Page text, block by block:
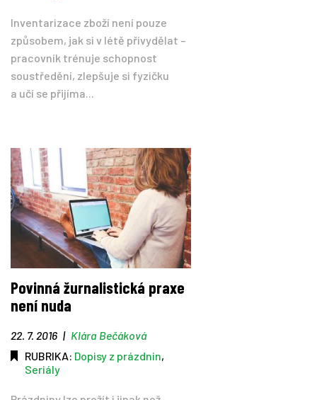
Inventarizace zboží není pouze
způsobem, jak si v létě přivydělat –
pracovník trénuje schopnost
soustředění, zlepšuje si fyzičku
a učí se přijíma...
Povinná žurnalistická praxe
není nuda
22. 7. 2016 | Klára Bečáková
RUBRIKA: Dopisy z prázdnin,
Seriály